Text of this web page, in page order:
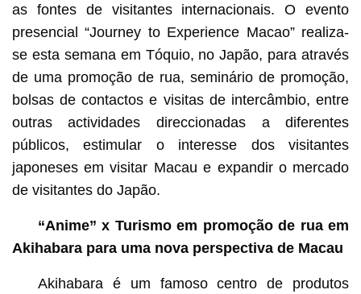
as fontes de visitantes internacionais. O evento
presencial “Journey to Experience Macao” realiza-
se esta semana em Tóquio, no Japão, para através
de uma promoção de rua, seminário de promoção,
bolsas de contactos e visitas de intercâmbio, entre
outras actividades direccionadas a diferentes
públicos, estimular o interesse dos visitantes
japoneses em visitar Macau e expandir o mercado
de visitantes do Japão.
“Anime” x Turismo em promoção de rua em
Akihabara para uma nova perspectiva de Macau
Akihabara é um famoso centro de produtos